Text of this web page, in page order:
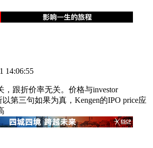
14:06:55
，跟折价率无关。价格与investor
以第三句如果为真，Kengen的IPO price应